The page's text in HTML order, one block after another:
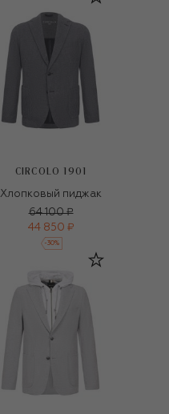
CIRCOLO 1901
Хлопковый пиджак
64 100 ₽
44 850 ₽
-30%